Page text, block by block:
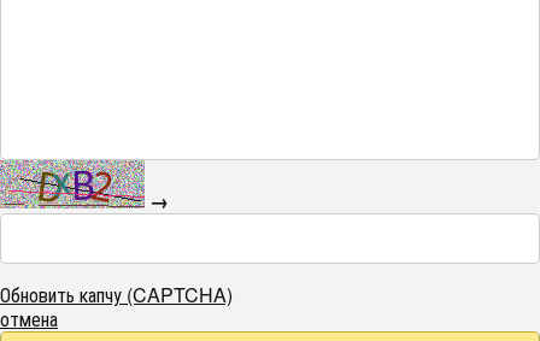
→
Обновить капчу (CAPTCHA)
отмена